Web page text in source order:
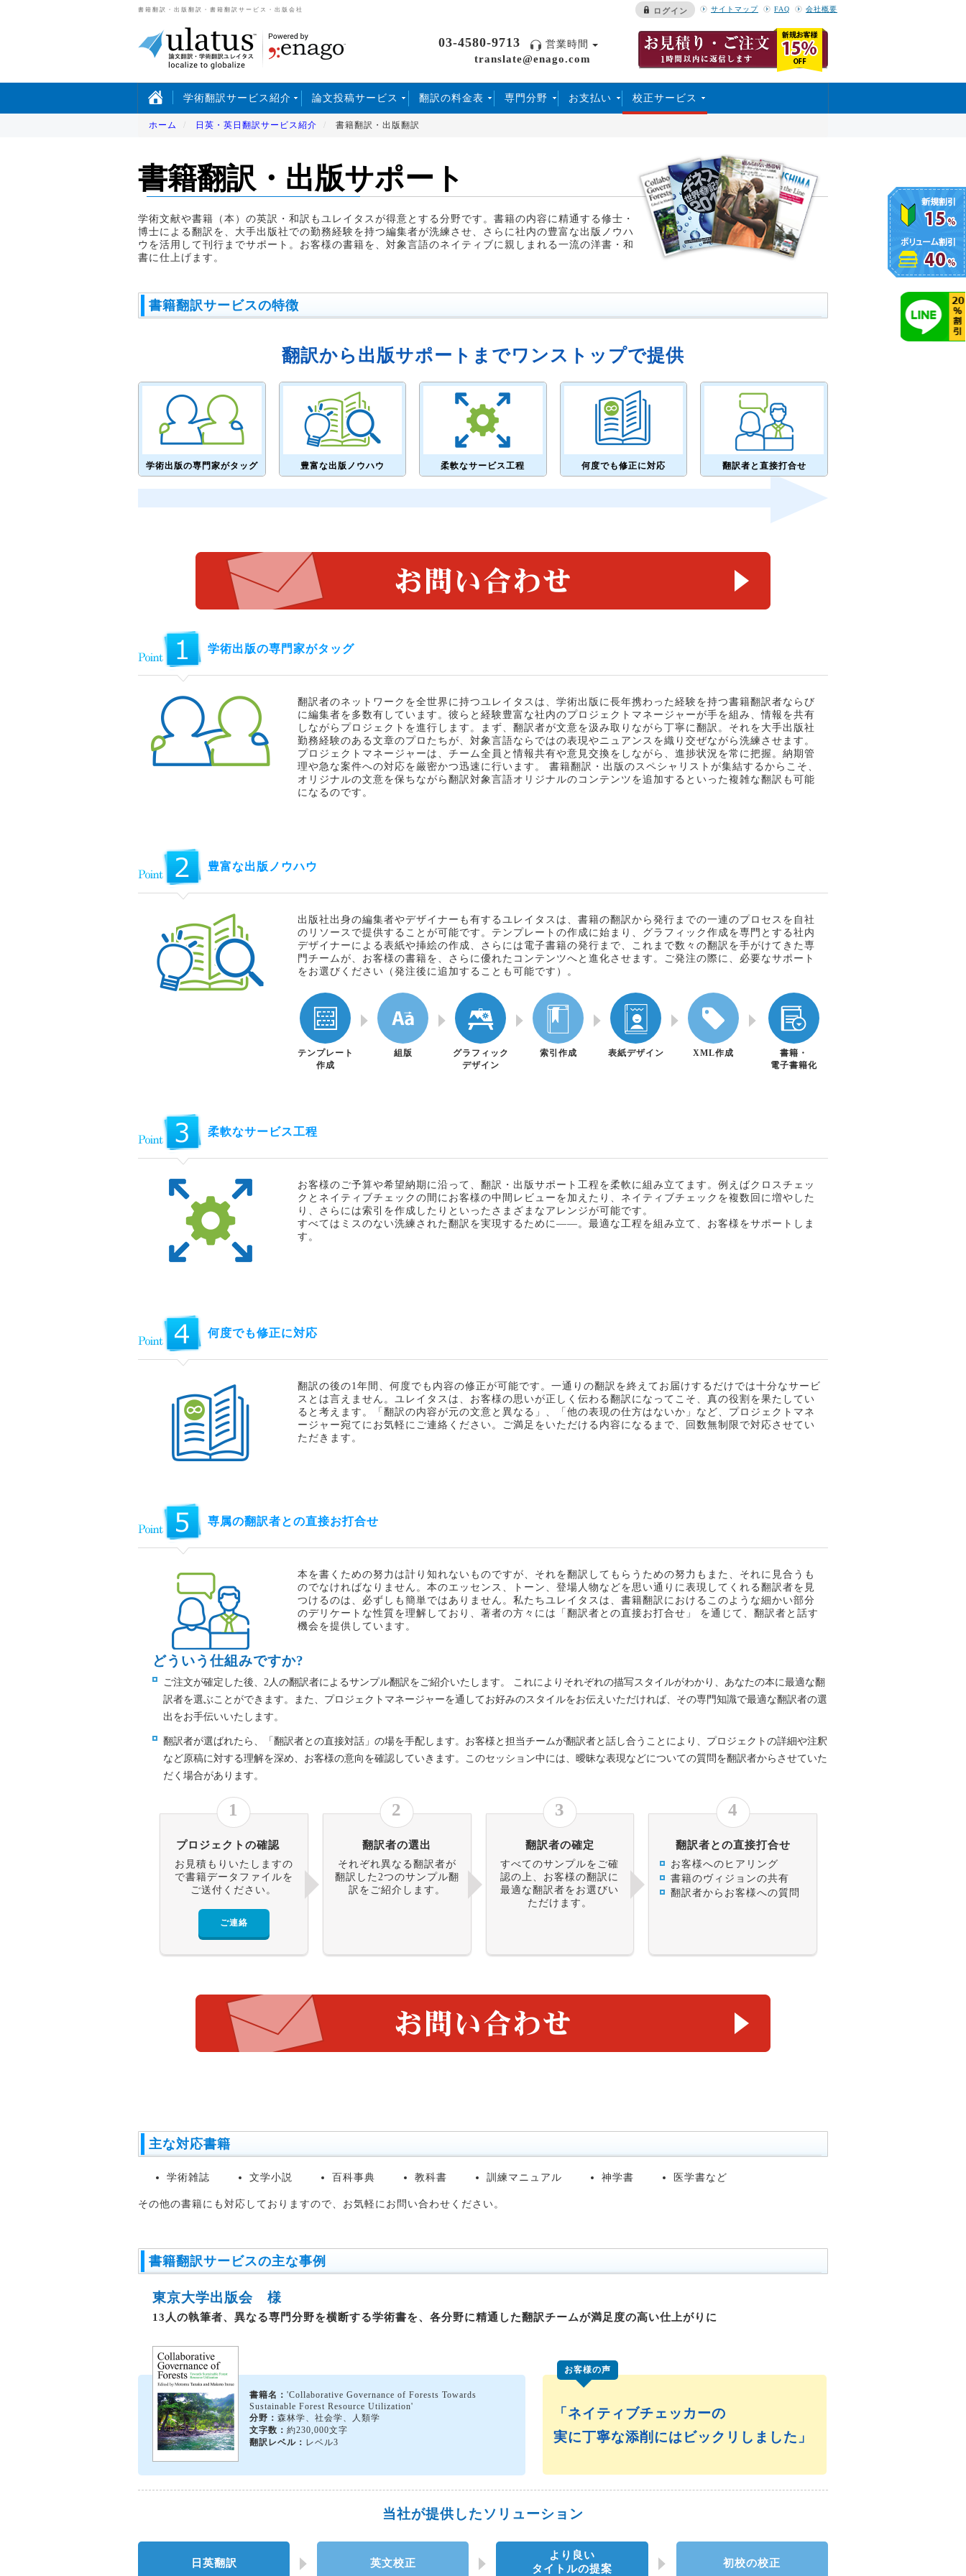
書籍翻訳・出版翻訳・書籍翻訳サービス・出版会社
03-4580-9713 営業時間
translate@enago.com
会社概要
FAQ
サイトマップ
ログイン
学術翻訳サービス紹介 論文投稿サービス 翻訳の料金表 専門分野 お支払い 校正サービス
ホーム 日英・英日翻訳サービス紹介 書籍翻訳・出版翻訳
書籍翻訳・出版サポート
学術文献や書籍（本）の英訳・和訳もユレイタスが得意とする分野です。書籍の内容に精通する修士・
博士による翻訳を、大手出版社での勤務経験を持つ編集者が洗練させ、さらに社内の豊富な出版ノウハ
ウを活用して刊行までサポート。お客様の書籍を、対象言語のネイティブに親しまれる一流の洋書・和
書に仕上げます。
書籍翻訳サービスの特徴
翻訳から出版サポートまでワンストップで提供
学術出版の専門家がタッグ 豊富な出版ノウハウ 柔軟なサービス工程 何度でも修正に対応 翻訳者と直接打合せ
学術出版の専門家がタッグ
翻訳者のネットワークを全世界に持つユレイタスは、学術出版に長年携わった経験を持つ書籍翻訳者ならび
に編集者を多数有しています。彼らと経験豊富な社内のプロジェクトマネージャーが手を組み、情報を共有
しながらプロジェクトを進行します。まず、翻訳者が文意を汲み取りながら丁寧に翻訳。それを大手出版社
勤務経験のある文章のプロたちが、対象言語ならではの表現やニュアンスを織り交ぜながら洗練させます。
プロジェクトマネージャーは、チーム全員と情報共有や意見交換をしながら、進捗状況を常に把握。納期管
理や急な案件への対応を厳密かつ迅速に行います。 書籍翻訳・出版のスペシャリストが集結するからこそ、
オリジナルの文意を保ちながら翻訳対象言語オリジナルのコンテンツを追加するといった複雑な翻訳も可能
になるのです。
豊富な出版ノウハウ
出版社出身の編集者やデザイナーも有するユレイタスは、書籍の翻訳から発行までの一連のプロセスを自社
のリソースで提供することが可能です。テンプレートの作成に始まり、グラフィック作成を専門とする社内
デザイナーによる表紙や挿絵の作成、さらには電子書籍の発行まで、これまで数々の翻訳を手がけてきた専
門チームが、お客様の書籍を、さらに優れたコンテンツへと進化させます。ご発注の際に、必要なサポート
をお選びください（発注後に追加することも可能です）。
テンプレート
作成
組版
グラフィック
デザイン
索引作成 表紙デザイン XML作成
書籍・
電子書籍化
柔軟なサービス工程
お客様のご予算や希望納期に沿って、翻訳・出版サポート工程を柔軟に組み立てます。例えばクロスチェッ
クとネイティブチェックの間にお客様の中間レビューを加えたり、ネイティブチェックを複数回に増やした
り、さらには索引を作成したりといったさまざまなアレンジが可能です。
すべてはミスのない洗練された翻訳を実現するために――。最適な工程を組み立て、お客様をサポートしま
す。
何度でも修正に対応
翻訳の後の1年間、何度でも内容の修正が可能です。一通りの翻訳を終えてお届けするだけでは十分なサービ
スとは言えません。ユレイタスは、お客様の思いが正しく伝わる翻訳になってこそ、真の役割を果たしてい
ると考えます。「翻訳の内容が元の文意と異なる」、「他の表現の仕方はないか」など、プロジェクトマネ
ージャー宛てにお気軽にご連絡ください。ご満足をいただける内容になるまで、回数無制限で対応させてい
ただきます。
専属の翻訳者との直接お打合せ
本を書くための努力は計り知れないものですが、それを翻訳してもらうための努力もまた、それに見合うも
のでなければなりません。本のエッセンス、トーン、登場人物などを思い通りに表現してくれる翻訳者を見
つけるのは、必ずしも簡単ではありません。私たちユレイタスは、書籍翻訳におけるこのような細かい部分
のデリケートな性質を理解しており、著者の方々には「翻訳者との直接お打合せ」 を通じて、翻訳者と話す
機会を提供しています。
どういう仕組みですか?
ご注文が確定した後、2人の翻訳者によるサンプル翻訳をご紹介いたします。 これによりそれぞれの描写スタイルがわかり、あなたの本に最適な翻
訳者を選ぶことができます。また、プロジェクトマネージャーを通してお好みのスタイルをお伝えいただければ、その専門知識で最適な翻訳者の選
出をお手伝いいたします。
翻訳者が選ばれたら、「翻訳者との直接対話」の場を手配します。お客様と担当チームが翻訳者と話し合うことにより、プロジェクトの詳細や注釈
など原稿に対する理解を深め、お客様の意向を確認していきます。このセッション中には、曖昧な表現などについての質問を翻訳者からさせていた
だく場合があります。
1
プロジェクトの確認
お見積もりいたしますの
で書籍データファイルを
ご送付ください。
ご連絡
2
翻訳者の選出
それぞれ異なる翻訳者が
翻訳した2つのサンプル翻
訳をご紹介します。
3
翻訳者の確定
すべてのサンプルをご確
認の上、お客様の翻訳に
最適な翻訳者をお選びい
ただけます。
4
翻訳者との直接打合せ
お客様へのヒアリング
書籍のヴィジョンの共有
翻訳者からお客様への質問
主な対応書籍
学術雑誌 文学小説 百科事典 教科書 訓練マニュアル 神学書 医学書など
その他の書籍にも対応しておりますので、お気軽にお問い合わせください。
書籍翻訳サービスの主な事例
東京大学出版会 様
13人の執筆者、異なる専門分野を横断する学術書を、各分野に精通した翻訳チームが満足度の高い仕上がりに
書籍名： 'Collaborative Governance of Forests Towards
Sustainable Forest Resource Utilization'
分野： 森林学、社会学、人類学
文字数： 約230,000文字
翻訳レベル： レベル3
お客様の声
「ネイティブチェッカーの
実に丁寧な添削にはビックリしました」
当社が提供したソリューション
日英翻訳 英文校正
より良い
タイトルの提案
初校の校正